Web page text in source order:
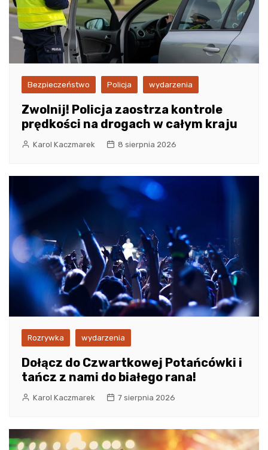
Bezpieczeństwo Policja wydarzenia
Zwolnij! Policja zaostrza kontrole
prędkości na drogach w całym kraju
Karol Kaczmarek 8 sierpnia 2026
Rozrywka wydarzenia
Dołącz do Czwartkowej Potańcówki i
tańcz z nami do białego rana!
Karol Kaczmarek 7 sierpnia 2026